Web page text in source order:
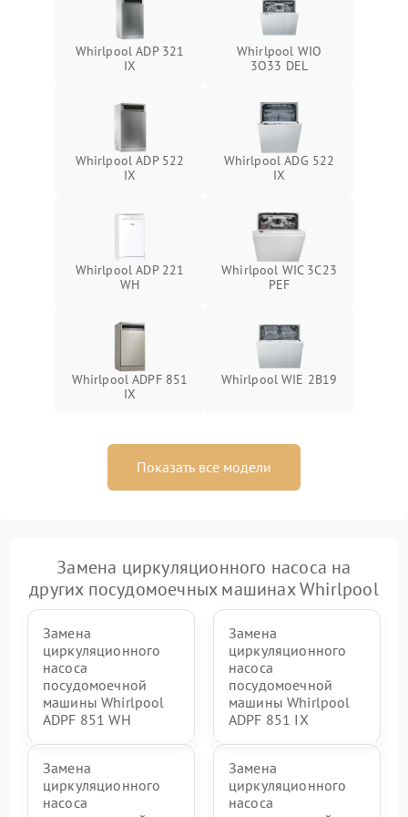
Whirlpool ADP 321
IX
Whirlpool WIO
3O33 DEL
Whirlpool ADP 522
IX
Whirlpool ADG 522
IX
Whirlpool ADP 221
WH
Whirlpool WIC 3C23
PEF
Whirlpool ADPF 851
IX
Whirlpool WIE 2B19
Показать все модели
Замена циркуляционного насоса на
других посудомоечных машинах Whirlpool
Замена
циркуляционного
насоса
посудомоечной
машины Whirlpool
ADPF 851 WH
Замена
циркуляционного
насоса
посудомоечной
машины Whirlpool
ADPF 851 IX
Замена
циркуляционного
насоса
Замена
циркуляционного
насоса